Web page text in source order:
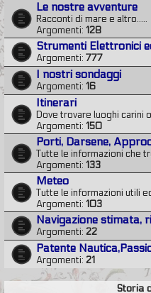
Le nostre avventure
Racconti di mare e altro.....
Argomenti: 128
Strumenti Elettronici
Argomenti: 777
I nostri sondaggi
Argomenti: 16
Itinerari
Dove trovare luoghi carini
Argomenti: 150
Porti, Darsene,
Tutte le informazioni che
Argomenti: 133
Meteo
Tutte le informazioni utili
Argomenti: 103
Navigazione stimata,
Argomenti: 22
Patente
Argomenti: 21
Storia